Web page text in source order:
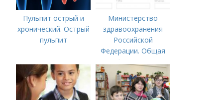
Пульпит острый и
хронический. Острый
пульпит
Министерство
здравоохранения
Российской
Федерации. Общая
информация о
Министерстве
здравоохранения
Российской